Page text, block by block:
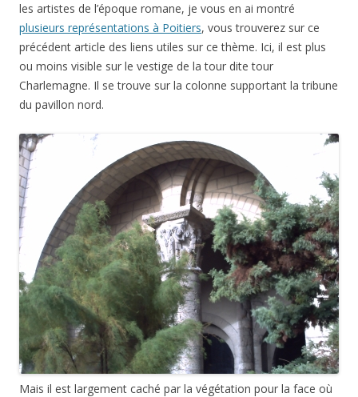
les artistes de l’époque romane, je vous en ai montré
plusieurs représentations à Poitiers, vous trouverez sur ce
précédent article des liens utiles sur ce thème. Ici, il est plus
ou moins visible sur le vestige de la tour dite tour
Charlemagne. Il se trouve sur la colonne supportant la tribune
du pavillon nord.
Mais il est largement caché par la végétation pour la face où